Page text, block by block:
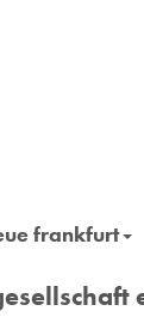
frankfurt